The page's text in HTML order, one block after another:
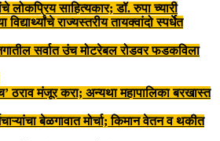
लोकप्रिय साहित्यकार; डॉ. रुपा च्यारी
राज्यस्तरीय तायक्वांदो स्पर्धेत
सर्वात उंच मोटरेबल रोडवर फडकविला
ठराव मंजूर करा; अन्यथा महापालिका बरखास्त
बेळगावात मोर्चा; किमान वेतन व थकीत